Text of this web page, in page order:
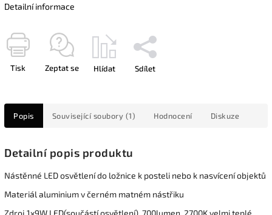
Detailní informace
Tisk Zeptat se Hlídat Sdílet
Popis Související soubory (1) Hodnocení Diskuze
Detailní popis produktu
Nástěnné LED osvětlení do ložnice k posteli nebo k nasvícení objektů
Materiál aluminium v černém matném nástřiku